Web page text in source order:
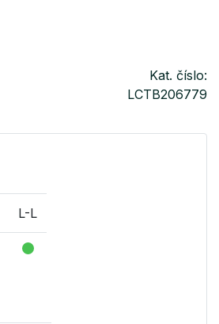
Kat. číslo:
LCTB206779
L-L